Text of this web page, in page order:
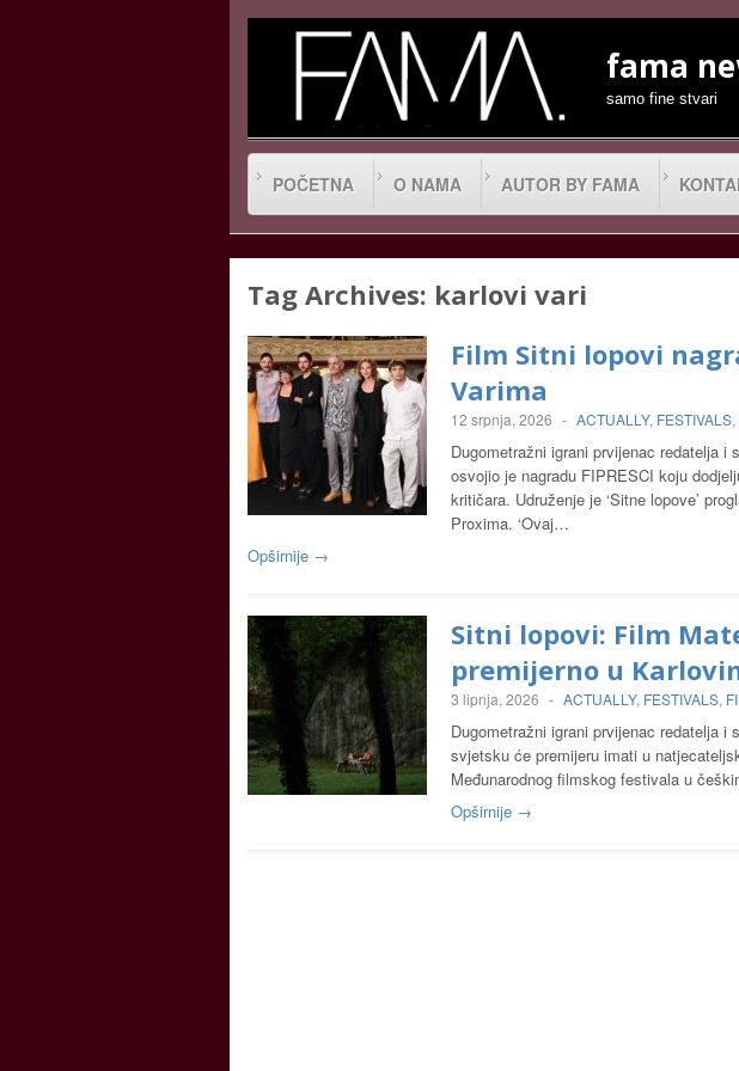
fama
samo fine stvari
POČETNA O NAMA AUTOR BY FAMA
Tag Archives: karlovi vari
Film Sitni lopovi
Varima
12 srpnja, 2026 - ACTUALLY, FESTIVALS,
Dugometražni igrani prvijenac redatelja i
osvojio je nagradu FIPRESCI koju
kritičara. Udruženje je ‘Sitne lopove’
Proxima. ‘Ovaj…
Opširnije →
Sitni lopovi: Film
premijerno u
3 lipnja, 2026 - ACTUALLY, FESTIVALS,
Dugometražni igrani prvijenac redatelja i
svjetsku će premijeru imati u
Međunarodnog filmskog festivala u
Opširnije →